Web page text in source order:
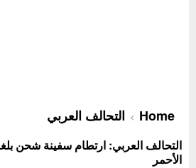
Home التحالف العربي
التحالف العربي: ارتطام سفينة شحن
الأحمر